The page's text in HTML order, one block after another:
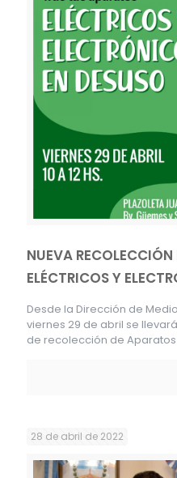
NUEVA
ELÉCTRICOS Y
Desde la Dirección de
viernes 29 de abril se
de recolección de Aparatos
28 de abril de 2022